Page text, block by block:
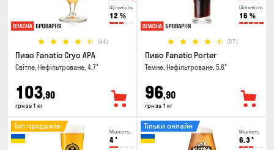
Щільність
12 %
(44)
Пиво Fanatic Cryo APA
Світле, Нефільтроване, 4.7°
103,90
грн за 1 кг
Щільність
16 %
(57)
Пиво Fanatic Porter
Темне, Нефільтроване, 5.6°
96,90
грн за 1 кг
Міцність
4°
Топ продажів
Міцність
6.3°
Тільки онлайн